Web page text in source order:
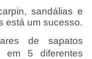
sandálias e
está um sucesso.
de sapatos
em 5 diferentes